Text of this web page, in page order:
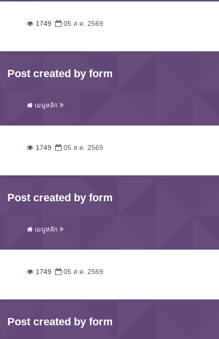
1749 05 ส.ค. 2569
Post created by form
เมนูหลัก
1749 05 ส.ค. 2569
Post created by form
เมนูหลัก
1749 05 ส.ค. 2569
Post created by form